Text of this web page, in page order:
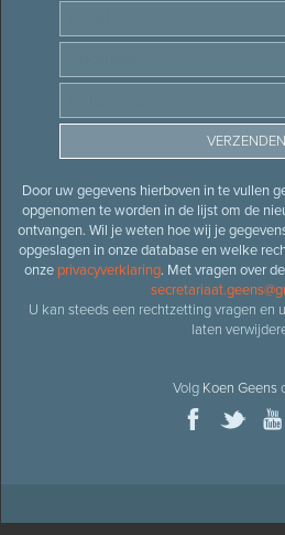
Door uw gegevens hierboven in te vullen
opgenomen te worden in de lijst om de
ontvangen. Wil je weten hoe wij je
opgeslagen in onze database en welke
onze privacyverklaring. Met vragen over
U kan steeds een rechtzetting vragen en
laten
Volg Koen Geens